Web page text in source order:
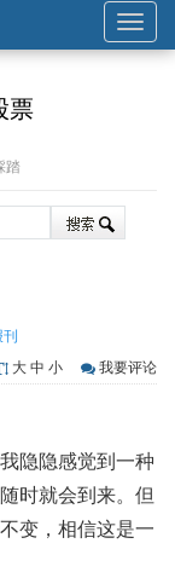
展
开
票
踏
大 中 小 我要评论
隐隐感觉到一种
时就会到来。但
变，相信这是一